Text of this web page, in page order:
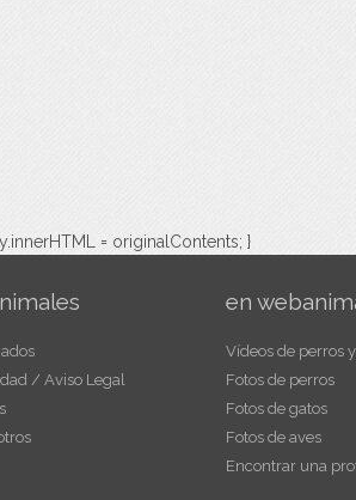
= originalContents; }
/ Aviso Legal
en
Vídeos de perros
Fotos de perros
Fotos de gatos
Fotos de aves
Encontrar una